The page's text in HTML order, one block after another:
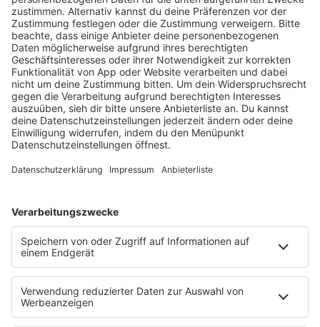
im Stil der 80er-Jahre.
mehr lesen
Programm
Livestreams
Programschedule
KISS NATION
Aktionen